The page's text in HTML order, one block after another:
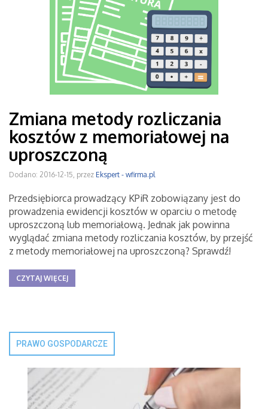
Zmiana metody rozliczania
kosztów z memoriałowej na
uproszczoną
Dodano: 2016-12-15, przez Ekspert - wfirma.pl
Przedsiębiorca prowadzący KPiR zobowiązany jest do
prowadzenia ewidencji kosztów w oparciu o metodę
uproszczoną lub memoriałową. Jednak jak powinna
wyglądać zmiana metody rozliczania kosztów, by przejść
z metody memoriałowej na uproszczoną? Sprawdź!
CZYTAJ WIĘCEJ
PRAWO GOSPODARCZE